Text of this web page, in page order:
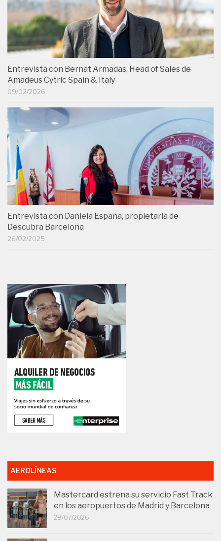
Entrevista con Bernat Armadas, Head of Sales de
Amadeus Cytric Spain & Italy
09/02/2026
Entrevista con Daniela España, propietaria de
Descubra Barcelona
26/02/2025
AEROLÍNEAS
Mastercard estrena su servicio Fast Track
en los aeropuertos de Madrid y Barcelona
28/07/2026